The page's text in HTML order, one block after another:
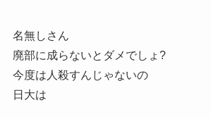
名無しさん
廃部に成らないとダメでしょ?
今度は人殺すんじゃないの
日大は